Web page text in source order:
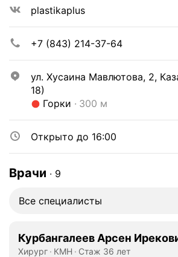
plastikaplus
+7 (843) 214-37-64
ул. Хусаина Мавлютова, 2,
18)
Метро Горки Расстояние 300 м
Горки 300 м
Открыто до 16:00
Врачи ∙ 9
Все специалисты
Курбангалеев Арсен
Хирург КМН
Стаж 36 лет